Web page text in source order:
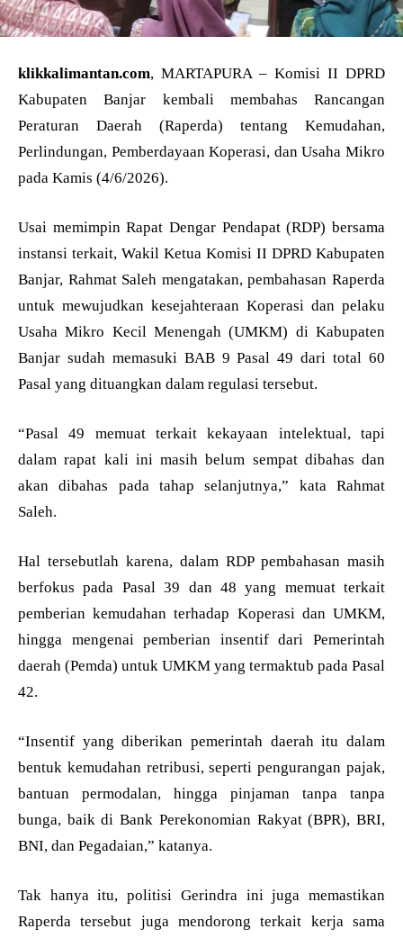
klikkalimantan.com, MARTAPURA – Komisi II DPRD
Kabupaten Banjar kembali membahas Rancangan
Peraturan Daerah (Raperda) tentang Kemudahan,
Perlindungan, Pemberdayaan Koperasi, dan Usaha Mikro
pada Kamis (4/6/2026).
Usai memimpin Rapat Dengar Pendapat (RDP) bersama
instansi terkait, Wakil Ketua Komisi II DPRD Kabupaten
Banjar, Rahmat Saleh mengatakan, pembahasan Raperda
untuk mewujudkan kesejahteraan Koperasi dan pelaku
Usaha Mikro Kecil Menengah (UMKM) di Kabupaten
Banjar sudah memasuki BAB 9 Pasal 49 dari total 60
Pasal yang dituangkan dalam regulasi tersebut.
“Pasal 49 memuat terkait kekayaan intelektual, tapi
dalam rapat kali ini masih belum sempat dibahas dan
akan dibahas pada tahap selanjutnya,” kata Rahmat
Saleh.
Hal tersebutlah karena, dalam RDP pembahasan masih
berfokus pada Pasal 39 dan 48 yang memuat terkait
pemberian kemudahan terhadap Koperasi dan UMKM,
hingga mengenai pemberian insentif dari Pemerintah
daerah (Pemda) untuk UMKM yang termaktub pada Pasal
42.
“Insentif yang diberikan pemerintah daerah itu dalam
bentuk kemudahan retribusi, seperti pengurangan pajak,
bantuan permodalan, hingga pinjaman tanpa tanpa
bunga, baik di Bank Perekonomian Rakyat (BPR), BRI,
BNI, dan Pegadaian,” katanya.
Tak hanya itu, politisi Gerindra ini juga memastikan
Raperda tersebut juga mendorong terkait kerja sama